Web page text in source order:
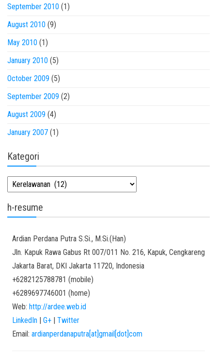
September 2010 (1)
August 2010 (9)
May 2010 (1)
January 2010 (5)
October 2009 (5)
September 2009 (2)
August 2009 (4)
January 2007 (1)
Kategori
Kategori
h-resume
Ardian Perdana Putra S.Si., M.Si.(Han)
Jln. Kapuk Rawa Gabus Rt 007/011 No. 216, Kapuk, Cengkareng
Jakarta Barat, DKI Jakarta 11720, Indonesia
+6282125788781 (mobile)
+6289697746001 (home)
Web: http://ardee.web.id
LinkedIn | G+ | Twitter
Email: ardianperdanaputra[at]gmail[dot]com